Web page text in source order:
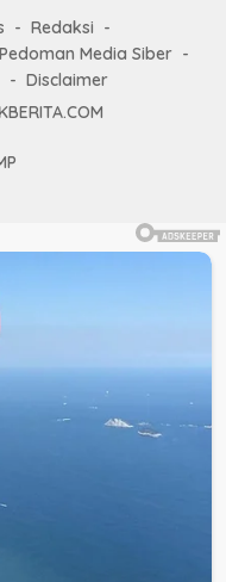
Redaksi
Pedoman Media Siber
Disclaimer